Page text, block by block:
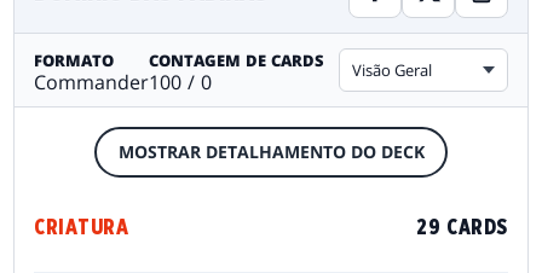
FORMATO
Commander
CONTAGEM DE CARDS
100 / 0 Visão Geral
MOSTRAR DETALHAMENTO DO DECK
CRIATURA 29 CARDS